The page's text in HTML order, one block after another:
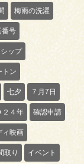
梅雨の洗濯
番号
ップ
トン
七夕 ７月7日
２４年 確認申請
ィ映画
取り イベント